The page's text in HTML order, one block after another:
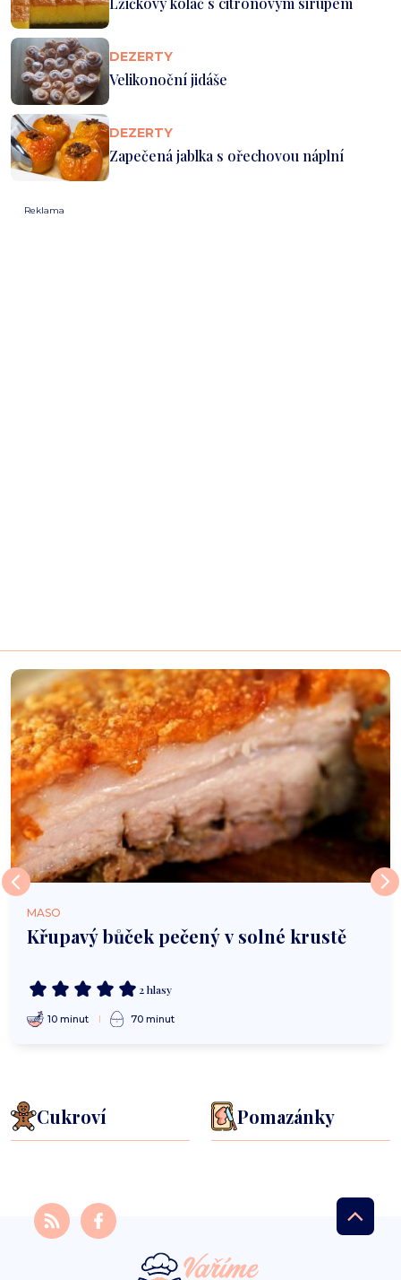
DEZERTY
Velikonoční jidáše
DEZERTY
Zapečená jablka s ořechovou náplní
Reklama
MASO
Křupavý bůček pečený v solné krustě
2 hlasy
10 minut 70 minut
Cukroví Pomazánky